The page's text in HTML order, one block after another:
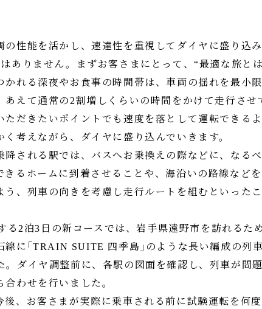
の性能を活かし、速達性を重視してダイヤに盛り込
ありません。まずお客さまにとって、“最適な旅と
かれる深夜やお食事の時間帯は、車両の揺れを最小
あえて通常の2割増しくらいの時間をかけて走行させ
だきたいポイントでも速度を落として運転できる
考えながら、ダイヤに盛り込んでいきます。
降される駅では、バスへお乗換えの際などに、なる
るホームに到着させることや、海沿いの路線など
う、列車の向きを考慮し走行ルートを組むといった
る2泊3日の新コースでは、岩手県遠野市を訪れるた
線に｢TRAIN SUITE 四季島｣のような長い編成の列
。ダイヤ調整前に、各駅の図面を確認し、列車が問
わせを行いました。
後、お客さまが実際に乗車される前に試験運転を何